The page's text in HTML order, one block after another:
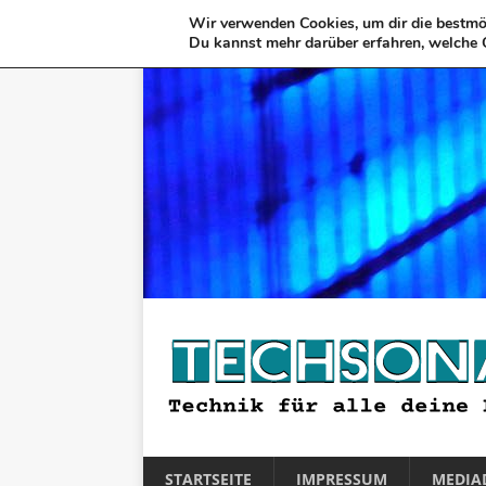
STARTSEITE IMPRESSUM
Wir verwenden Cookies, um dir die
Du kannst mehr darüber erfahren,